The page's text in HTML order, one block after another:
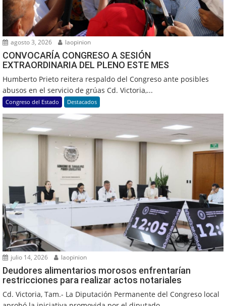
agosto 3, 2026 laopinion
CONVOCARÍA CONGRESO A SESIÓN
EXTRAORDINARIA DEL PLENO ESTE MES
Humberto Prieto reitera respaldo del Congreso ante posibles
abusos en el servicio de grúas Cd. Victoria,...
Congreso del Estado Destacados
julio 14, 2026 laopinion
Deudores alimentarios morosos enfrentarían
restricciones para realizar actos notariales
Cd. Victoria, Tam.- La Diputación Permanente del Congreso local